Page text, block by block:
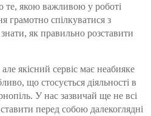
якою важливою у роботі
грамотно спілкуватися з
як правильно розставити
якісний сервіс має неабияке
що стосується діяльності в
У нас зазвичай ще не всі
перед собою далекоглядні